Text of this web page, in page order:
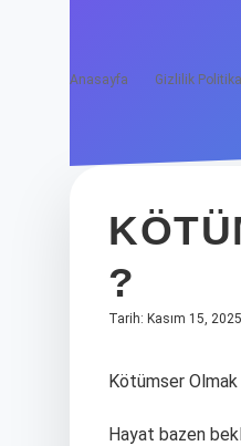
Anasayfa Gizlilik
?
Tarih: Kasım 15, 2025
Kötümser
Hayat bazen